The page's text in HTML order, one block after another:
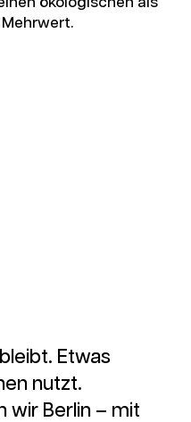
Etwas
nutzt.
wir Berlin – mit